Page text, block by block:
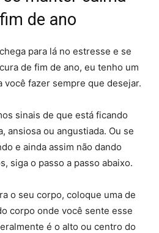
de ano
para lá no estresse e se
de fim de ano, eu tenho um
fazer sempre que desejar.
sinais de que está ficando
ansiosa ou angustiada. Ou se
e ainda assim não dando
siga o passo a passo abaixo.
o seu corpo, coloque uma de
corpo onde você sente esse
é o alto ou centro do